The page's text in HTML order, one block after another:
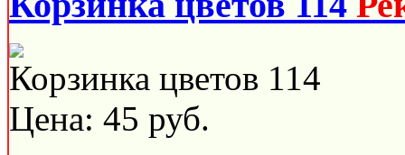
Корзинка цветов 114
Цена: 45 руб.